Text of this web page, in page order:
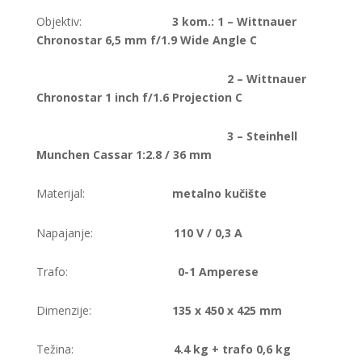
Objektiv: 3 kom.: 1 – Wittnauer
Chronostar 6,5 mm f/1.9 Wide Angle C
2 – Wittnauer
Chronostar 1 inch f/1.6 Projection C
3 – Steinhell
Munchen Cassar 1:2.8 / 36 mm
Materijal: metalno kučište
Napajanje: 110 V / 0,3 A
Trafo: 0-1 Amperese
Dimenzije: 135 x 450 x 425 mm
Težina: 4.4 kg + trafo 0,6 kg